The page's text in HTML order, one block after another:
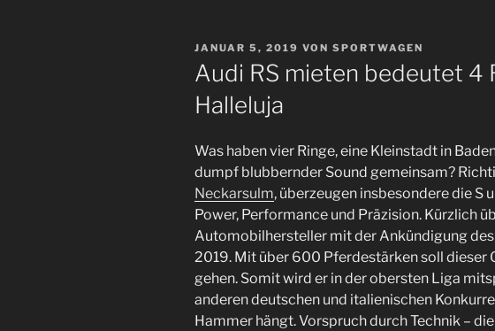
VERÖFFENTLICHT
AM
JANUAR 5, 2019 VON SPORTWAGEN
Audi RS mieten bedeutet 4
Halleluja
Was haben vier Ringe, eine Kleinstadt in
dumpf blubbernder Sound gemeinsam?
Neckarsulm, überzeugen insbesondere die S
Power, Performance und Präzision. Kürzlich
Automobilhersteller mit der Ankündigung des
2019. Mit über 600 Pferdestärken soll dieser
gehen. Somit wird er in der obersten Liga
anderen deutschen und italienischen
Hammer hängt. Vorspruch durch Technik – die